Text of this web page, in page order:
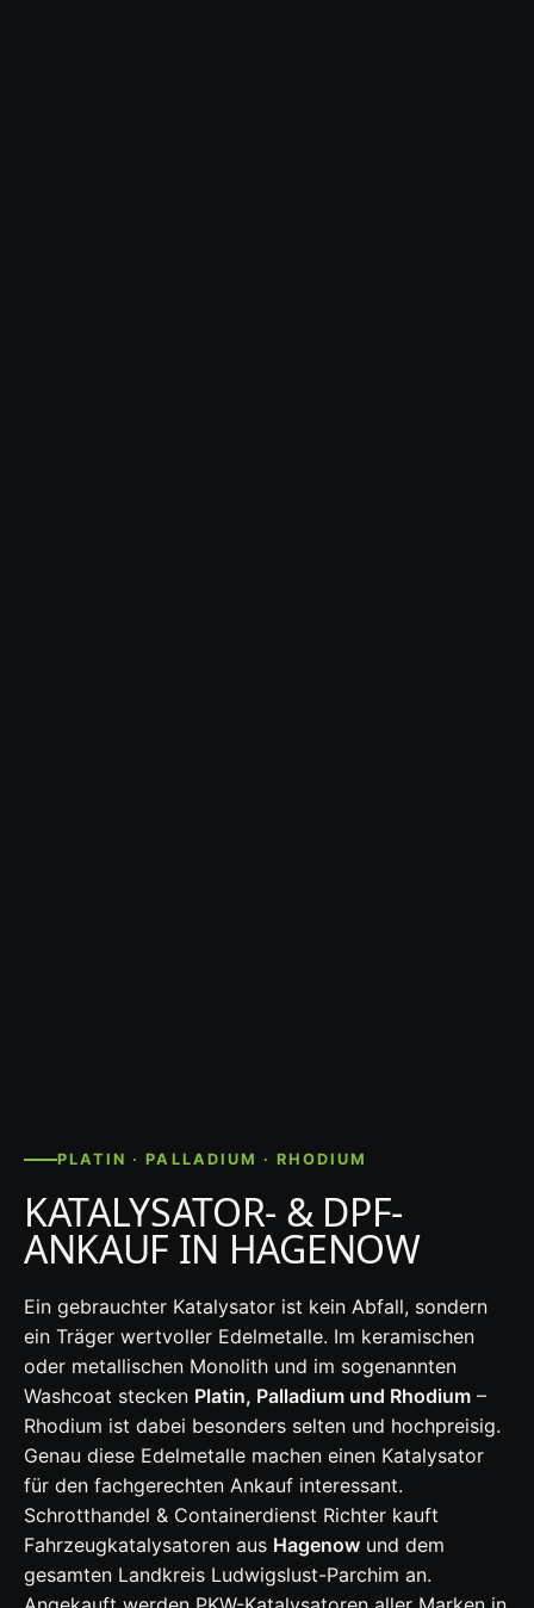
PLATIN · PALLADIUM · RHODIUM
KATALYSATOR- & DPF-
ANKAUF IN HAGENOW
Ein gebrauchter Katalysator ist kein Abfall, sondern
ein Träger wertvoller Edelmetalle. Im keramischen
oder metallischen Monolith und im sogenannten
Washcoat stecken Platin, Palladium und Rhodium –
Rhodium ist dabei besonders selten und hochpreisig.
Genau diese Edelmetalle machen einen Katalysator
für den fachgerechten Ankauf interessant.
Schrotthandel & Containerdienst Richter kauft
Fahrzeugkatalysatoren aus Hagenow und dem
gesamten Landkreis Ludwigslust-Parchim an.